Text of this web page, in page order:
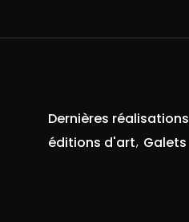
Dernières réalisations
éditions d'art Galets